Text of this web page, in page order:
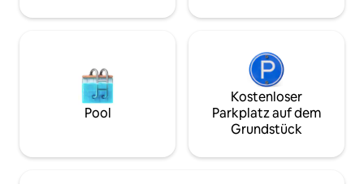
Pool
Kostenloser
Parkplatz auf dem
Grundstück